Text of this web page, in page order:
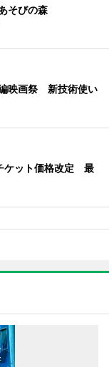
そびの森
映画祭 新技術使い
ケット価格改定 最